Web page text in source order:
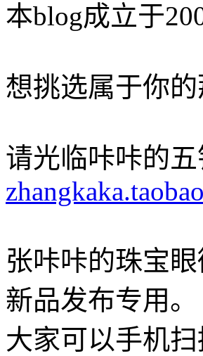
本blog成立于
想挑选属于你
请光临咔咔的
张咔咔的珠宝
新品发布专用。
大家可以手机